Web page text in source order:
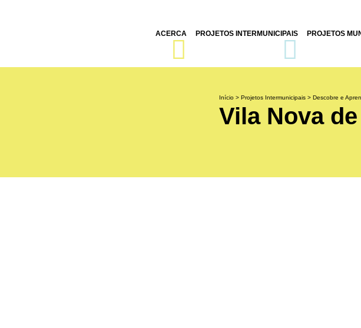
ACERCA PROJETOS INTERMUNICIPAIS PROJETOS
Início > Projetos Intermunicipais > Descobre e
Vila Nova